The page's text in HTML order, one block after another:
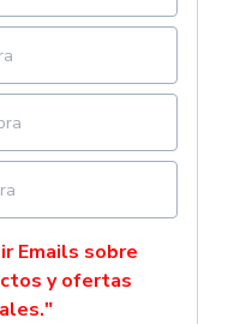
Emails sobre
y ofertas